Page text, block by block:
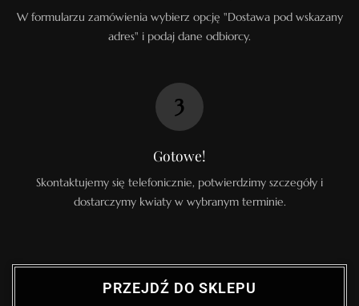
W formularzu zamówienia wybierz opcję "Dostawa pod wskazany
adres" i podaj dane odbiorcy.
3
Gotowe!
Skontaktujemy się telefonicznie, potwierdzimy szczegóły i
dostarczymy kwiaty w wybranym terminie.
PRZEJDŹ DO SKLEPU